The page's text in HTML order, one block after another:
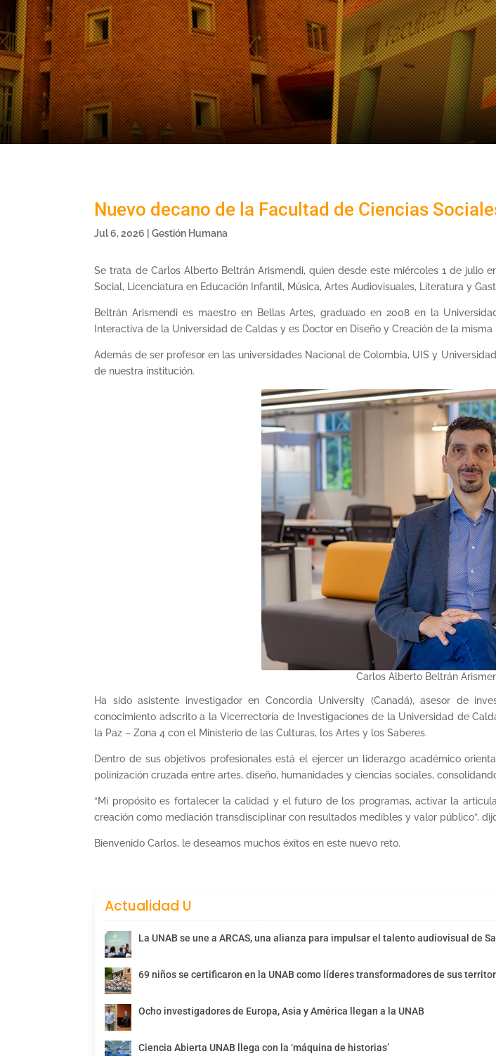
Nuevo decano de la Facultad de Ciencias
Jul 6, 2026 |Gestión Humana
Se trata de Carlos Alberto Beltrán Arismendi, quien desde este miércoles 1 de julio
Social, Licenciatura en Educación Infantil, Música, Artes Audiovisuales, Literatura y
Beltrán Arismendi es maestro en Bellas Artes, graduado en 2008 en la
Interactiva de la Universidad de Caldas y es Doctor en Diseño y Creación de la misma
Además de ser profesor en las universidades Nacional de Colombia, UIS y
de nuestra institución.
Carlos Alberto Beltrán
Ha sido asistente investigador en Concordia University (Canadá), asesor de
conocimiento adscrito a la Vicerrectoría de Investigaciones de la Universidad de
la Paz – Zona 4 con el Ministerio de las Culturas, los Artes y los Saberes.
Dentro de sus objetivos profesionales está el ejercer un liderazgo académico
polinización cruzada entre artes, diseño, humanidades y ciencias sociales,
“Mi propósito es fortalecer la calidad y el futuro de los programas, activar la
creación como mediación transdisciplinar con resultados medibles y valor público”,
Bienvenido Carlos, le deseamos muchos éxitos en este nuevo reto.
Actualidad U
La UNAB se une a ARCAS, una alianza para impulsar el talento audiovisual de
69 niños se certificaron en la UNAB como líderes transformadores de sus
Ocho investigadores de Europa, Asia y América llegan a la UNAB
Ciencia Abierta UNAB llega con la ‘máquina de historias’